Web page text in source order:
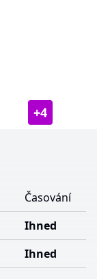
+4
Časování
Ihned
Ihned